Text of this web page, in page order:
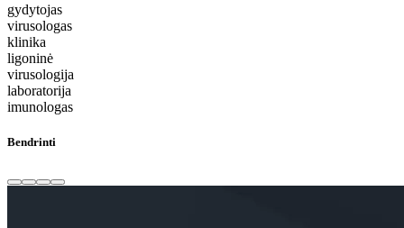
gydytojas
virusologas
klinika
ligoninė
virusologija
laboratorija
imunologas
Bendrinti